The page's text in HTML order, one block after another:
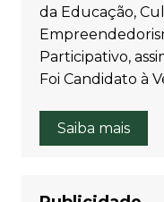
da Educação,
Participativo,
Foi Candidato à
Saiba mais